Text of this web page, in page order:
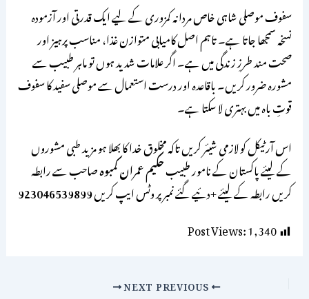
سفوف موصلی شاہی خاص مردانہ کمزوری کے لیے ایک قدرتی اور آزمودہ
نسخہ سمجھا جاتا ہے۔ تاہم اصل کامیابی متوازن غذا، مناسب پرہیز اور
صحت مند طرزِ زندگی میں ہے۔ اگر علامات شدید ہوں تو ماہر طبیب سے
مشورہ ضرور کریں۔ باقاعدہ اور درست استعمال سے موصلی سفید کا سفوف
قوتِ باہ میں بہتری لا سکتا ہے۔
اس آرٹیکل کو لازمی شیئر کریں تاکہ مخلوق خدا کا بھلا ہو مزید طبی مشوروں
کے لیئے پاکستان کے نامور طبیبحکیم عمران کمبوہصاحب سے رابطہ
کریں رابطہ کے لیئے +دئیے گئے نمبر پر وٹس ایپ کریں923046539899
Post Views:1,340
NEXT